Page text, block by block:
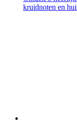
kruidnoten en